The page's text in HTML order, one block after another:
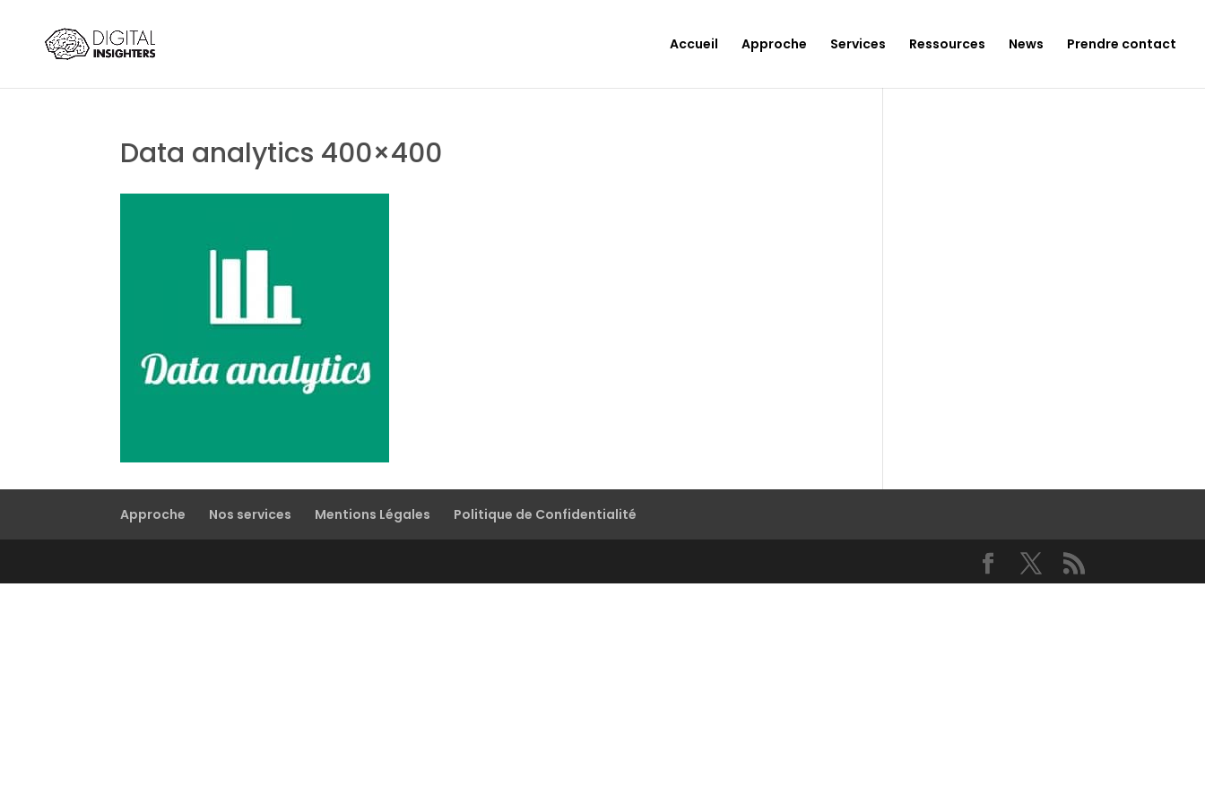
Accueil Approche Services Ressources News Prendre contact
Data analytics 400×400
Approche Nos services Mentions Légales Politique de Confidentialité